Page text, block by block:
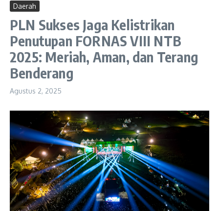
Daerah
PLN Sukses Jaga Kelistrikan
Penutupan FORNAS VIII NTB
2025: Meriah, Aman, dan Terang
Benderang
Agustus 2, 2025